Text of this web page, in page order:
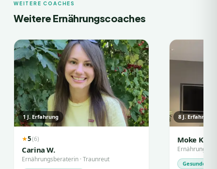
WEITERE COACHES
Weitere Ernährungscoaches
1J. Erfahrung
★5(6)
Carina W.
Ernährungsberaterin ·Traunreut
8 J. Erfahrung
Moke K.
Gesunde